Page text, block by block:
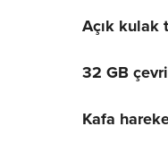
Açık kulak
32 GB
Kafa